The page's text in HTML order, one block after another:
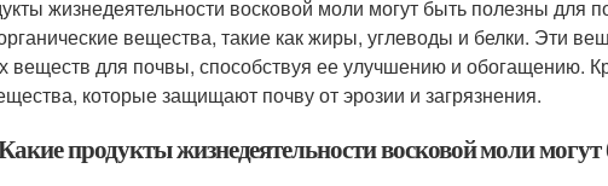
жизнедеятельности восковой моли могут быть полезны для
вещества, такие как жиры, углеводы и белки. Эти
веществ для почвы, способствуя ее улучшению и обогащению.
которые защищают почву от эрозии и загрязнения.
продукты жизнедеятельности восковой моли